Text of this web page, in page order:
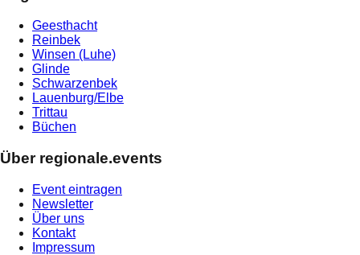
Geesthacht
Reinbek
Winsen (Luhe)
Glinde
Schwarzenbek
Lauenburg/Elbe
Trittau
Büchen
Über regionale.events
Event eintragen
Newsletter
Über uns
Kontakt
Impressum